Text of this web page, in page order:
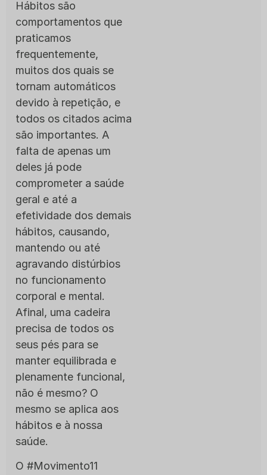
Hábitos são
comportamentos que
praticamos
frequentemente,
muitos dos quais se
tornam automáticos
devido à repetição, e
todos os citados acima
são importantes. A
falta de apenas um
deles já pode
comprometer a saúde
geral e até a
efetividade dos demais
hábitos, causando,
mantendo ou até
agravando distúrbios
no funcionamento
corporal e mental.
Afinal, uma cadeira
precisa de todos os
seus pés para se
manter equilibrada e
plenamente funcional,
não é mesmo? O
mesmo se aplica aos
hábitos e à nossa
saúde.
O #Movimento11